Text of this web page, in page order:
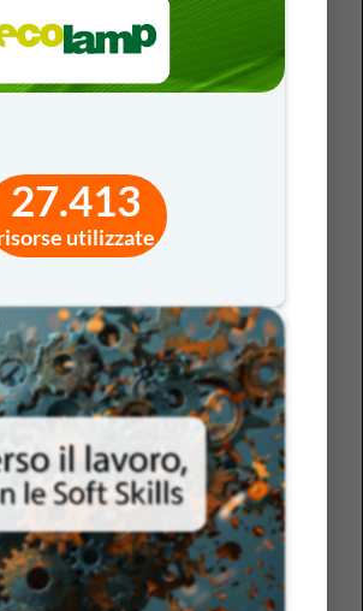
27.413
utilizzate
cosa apprendiamo
materiali a tutti gli studenti? Se la
stiamo facendo apprendimento
stiamo offrendo un’unica via di
Non è utile, ai fini dell’apprendimento,
testo a tutti gli studenti o chiedere
lo stesso video. Il principio è che
e comprendono le informazioni
prova ad offrire almeno due modalità
contenuto: un testo e un video, un